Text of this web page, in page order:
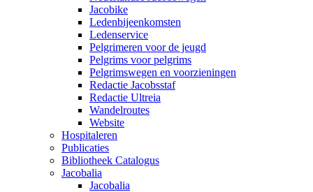
Jacobike
Ledenbijeenkomsten
Ledenservice
Pelgrimeren voor de jeugd
Pelgrims voor pelgrims
Pelgrimswegen en voorzieningen
Redactie Jacobsstaf
Redactie Ultreia
Wandelroutes
Website
Hospitaleren
Publicaties
Bibliotheek Catalogus
Jacobalia
Jacobalia